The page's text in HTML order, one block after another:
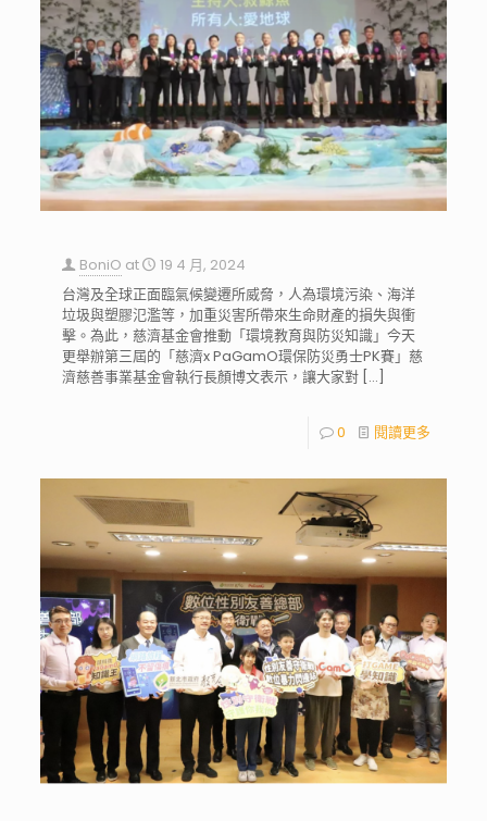
BoniO at
19 4 月, 2024
台灣及全球正面臨氣候變遷所威脅，人為環境污染、海洋
垃圾與塑膠氾濫等，加重災害所帶來生命財產的損失與衝
擊。為此，慈濟基金會推動「環境教育與防災知識」今天
更舉辦第三屆的「慈濟x PaGamO環保防災勇士PK賽」慈
濟慈善事業基金會執行長顏博文表示，讓大家對[…]
0 閱讀更多